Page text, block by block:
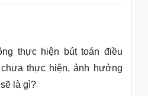
thực hiện bút toán điều
thực hiện, ảnh hưởng
là gì?